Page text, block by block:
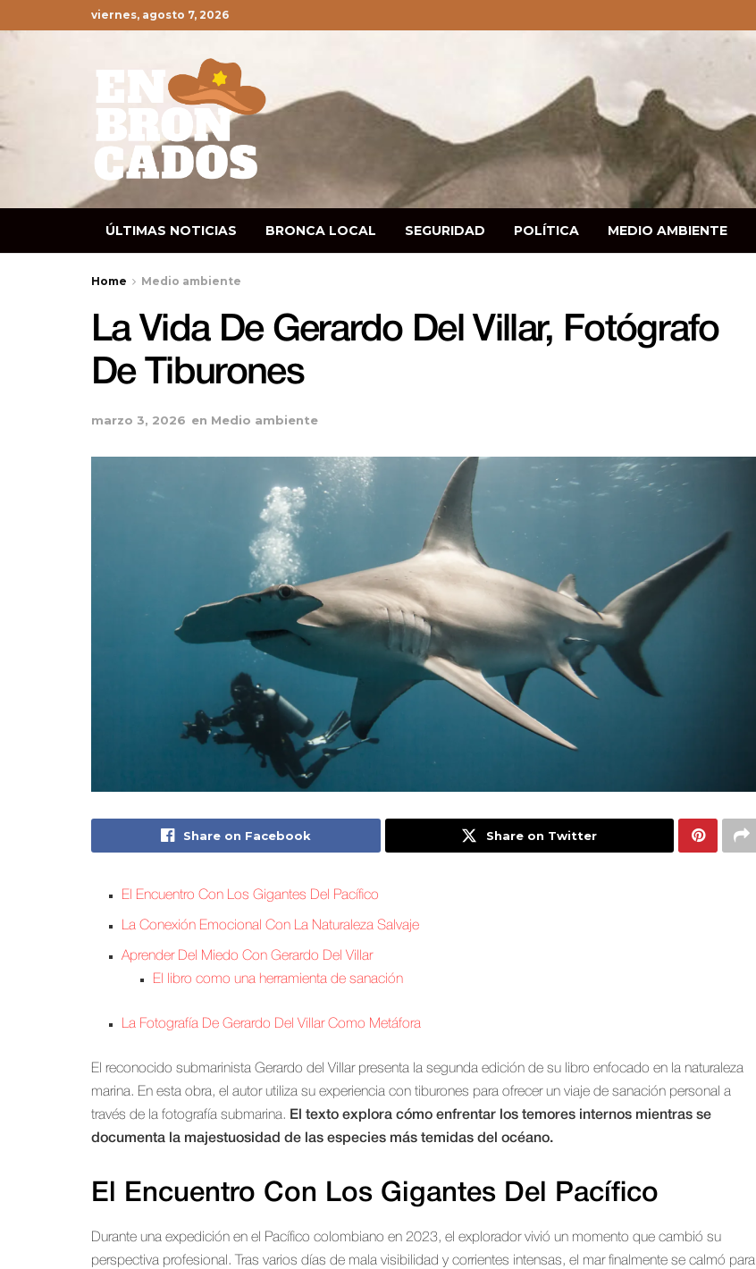
viernes, agosto 7, 2026
ÚLTIMAS NOTICIAS BRONCA LOCAL SEGURIDAD POLÍTICA MEDIO AMBIENTE
Home Medio ambiente
La Vida De Gerardo Del Villar, Fotógrafo
De Tiburones
marzo 3, 2026 en Medio ambiente
Share on Facebook Share on Twitter
El Encuentro Con Los Gigantes Del Pacífico
La Conexión Emocional Con La Naturaleza Salvaje
Aprender Del Miedo Con Gerardo Del Villar
El libro como una herramienta de sanación
La Fotografía De Gerardo Del Villar Como Metáfora
El reconocido submarinista Gerardo del Villar presenta la segunda edición de su libro enfocado en la naturaleza
marina. En esta obra, el autor utiliza su experiencia con tiburones para ofrecer un viaje de sanación personal a
través de la fotografía submarina. El texto explora cómo enfrentar los temores internos mientras se
documenta la majestuosidad de las especies más temidas del océano.
El Encuentro Con Los Gigantes Del Pacífico
Durante una expedición en el Pacífico colombiano en 2023, el explorador vivió un momento que cambió su
perspectiva profesional. Tras varios días de mala visibilidad y corrientes intensas, el mar finalmente se calmó para